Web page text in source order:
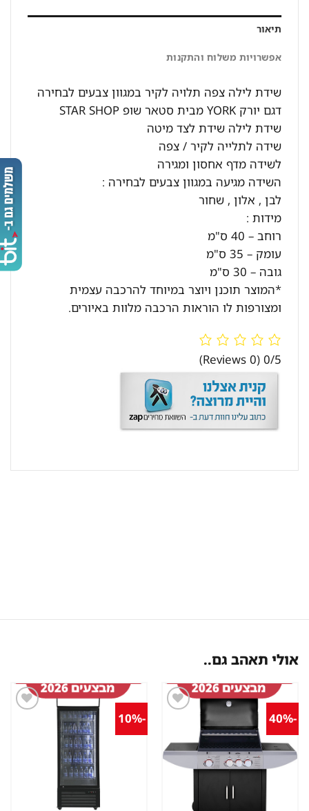
תיאור
אפשרויות משלוח והתקנות
שידת לילה צפה תלויה לקיר במגוון צבעים לבחירה
דגם יורק YORK מבית סטאר שופ STAR SHOP
שידת לילה שידת לצד מיטה
שידה לתלייה לקיר / צפה
לשידה מדף אחסון ומגירה
השידה מגיעה במגוון צבעים לבחירה :
לבן , אלון , שחור
מידות :
רוחב – 40 ס"מ
עומק – 35 ס"מ
גובה – 30 ס"מ
*המוצר תוכנן ויוצר במיוחד להרכבה עצמית
ומצורפות לו הוראות הרכבה מלוות באיורים.
0/5
(0 Reviews)
אולי תאהב גם..
במועדפים